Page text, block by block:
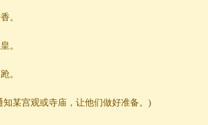
。
。
。
某宫观或寺庙，让他们做好准备。)